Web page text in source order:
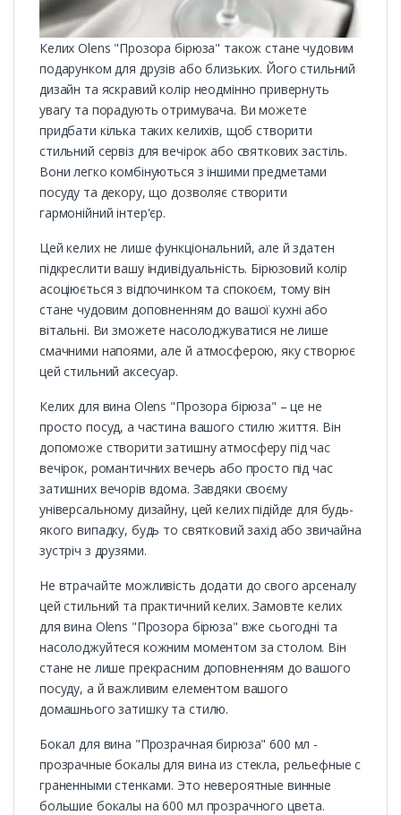
Келих Olens "Прозора бірюза" також стане чудовим
подарунком для друзів або близьких. Його стильний
дизайн та яскравий колір неодмінно привернуть
увагу та порадують отримувача. Ви можете
придбати кілька таких келихів, щоб створити
стильний сервіз для вечірок або святкових застіль.
Вони легко комбінуються з іншими предметами
посуду та декору, що дозволяє створити
гармонійний інтер'єр.
Цей келих не лише функціональний, але й здатен
підкреслити вашу індивідуальність. Бірюзовий колір
асоціюється з відпочинком та спокоєм, тому він
стане чудовим доповненням до вашої кухні або
вітальні. Ви зможете насолоджуватися не лише
смачними напоями, але й атмосферою, яку створює
цей стильний аксесуар.
Келих для вина Olens "Прозора бірюза" – це не
просто посуд, а частина вашого стилю життя. Він
допоможе створити затишну атмосферу під час
вечірок, романтичних вечерь або просто під час
затишних вечорів вдома. Завдяки своєму
універсальному дизайну, цей келих підійде для будь-
якого випадку, будь то святковий захід або звичайна
зустріч з друзями.
Не втрачайте можливість додати до свого арсеналу
цей стильний та практичний келих. Замовте келих
для вина Olens "Прозора бірюза" вже сьогодні та
насолоджуйтеся кожним моментом за столом. Він
стане не лише прекрасним доповненням до вашого
посуду, а й важливим елементом вашого
домашнього затишку та стилю.
Бокал для вина "Прозрачная бирюза" 600 мл -
прозрачные бокалы для вина из стекла, рельефные с
граненными стенками. Это невероятные винные
большие бокалы на 600 мл прозрачного цвета.